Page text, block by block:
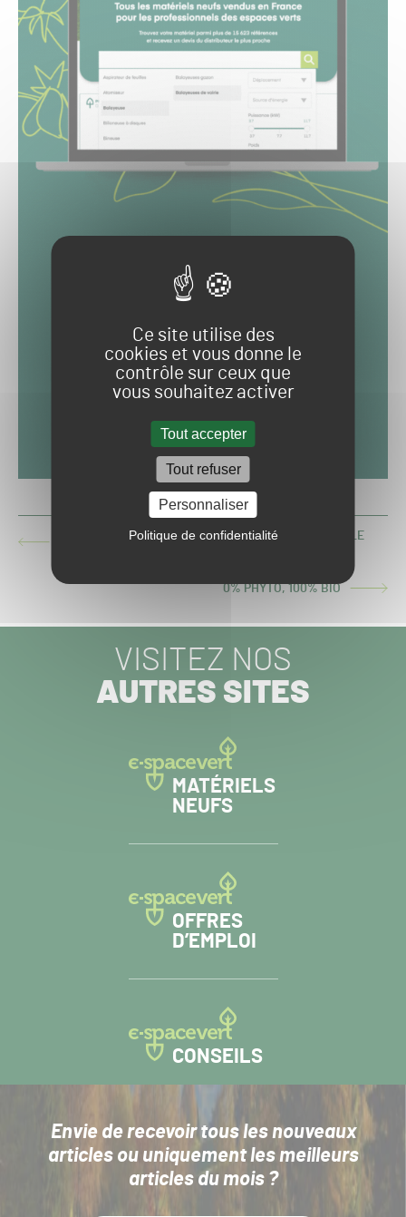
Ce site utilise des
cookies et vous donne le
contrôle sur ceux que
vous souhaitez activer
Tout accepter
Tout refuser
Personnaliser
Politique de confidentialité
ARTICLE
LES JO DE PARIS 2024 : UNE OPPORTUNITÉ... POUR LE
ARTICLE
0% PHYTO, 100% BIO
VISITEZ NOS
AUTRES SITES
MATÉRIELS
NEUFS
OFFRES
D’EMPLOI
CONSEILS
Envie de recevoir tous les nouveaux
articlesou uniquement les meilleurs
articles du mois ?